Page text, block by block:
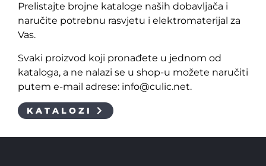
Prelistajte brojne kataloge naših dobavljača i
naručite potrebnu rasvjetu i elektromaterijal za
Vas.
Svaki proizvod koji pronađete u jednom od
kataloga, a ne nalazi se u shop-u možete naručiti
putem e-mail adrese: info@culic.net.
KATALOZI